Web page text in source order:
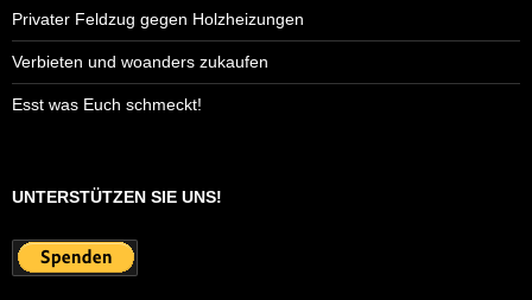
Privater Feldzug gegen Holzheizungen
Verbieten und woanders zukaufen
Esst was Euch schmeckt!
UNTERSTÜTZEN SIE UNS!